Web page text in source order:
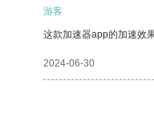
游客
这款加速器app的加速效
2024-06-30